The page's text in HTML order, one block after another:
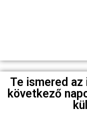
Te ismered
következő